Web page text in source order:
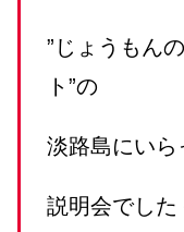
”じょうもん
ト”の
淡路島にい
説明会でした